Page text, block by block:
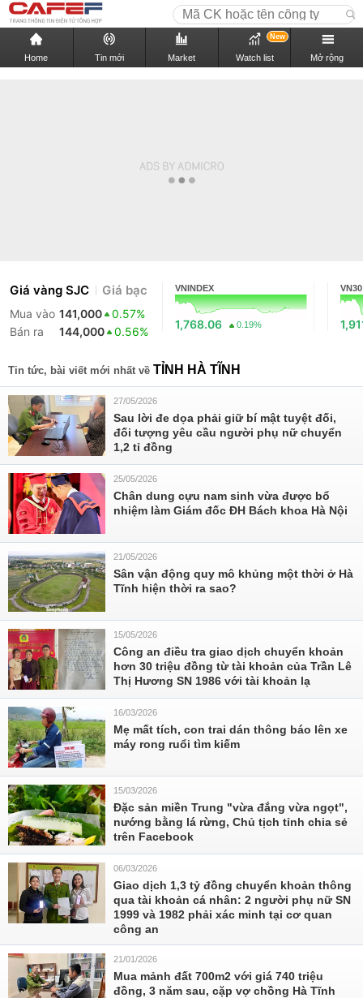
Home Tin mới Market Watch list
New
Mở rộng
Giá vàng SJC Giá bạc
Mua vào 141,000
0.57%
Bán ra
144,000 0.56%
VNINDEX
1,768.06 0.19%
VN30
Tin tức, bài viết mới nhất về TỈNH HÀ TĨNH
27/05/2026
Sau lời đe dọa phải giữ bí mật tuyệt đối,
đối tượng yêu cầu người phụ nữ chuyển
1,2 tỉ đồng
25/05/2026
Chân dung cựu nam sinh vừa được bổ
nhiệm làm Giám đốc ĐH Bách khoa Hà Nội
21/05/2026
Sân vận động quy mô khủng một thời ở Hà
Tĩnh hiện thời ra sao?
15/05/2026
Công an điều tra giao dịch chuyển khoản
hơn 30 triệu đồng từ tài khoản của Trần Lê
Thị Hương SN 1986 với tài khoản lạ
16/03/2026
Mẹ mất tích, con trai dán thông báo lên xe
máy rong ruổi tìm kiếm
15/03/2026
Đặc sản miền Trung "vừa đắng vừa ngọt",
nướng bằng lá rừng, Chủ tịch tỉnh chia sẻ
trên Facebook
06/03/2026
Giao dịch 1,3 tỷ đồng chuyển khoản thông
qua tài khoản cá nhân: 2 người phụ nữ SN
1999 và 1982 phải xác minh tại cơ quan
công an
21/01/2026
Mua mảnh đất 700m2 với giá 740 triệu
đồng, 3 năm sau, cặp vợ chồng Hà Tĩnh